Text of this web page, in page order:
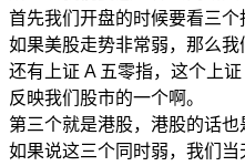
首先我们开盘的时候要看三个
如果美股走势非常弱，那么我
还有上证 A 五零指，这个上
反映我们股市的一个啊。
第三个就是港股，港股的话
如果说这三个同时弱，我们